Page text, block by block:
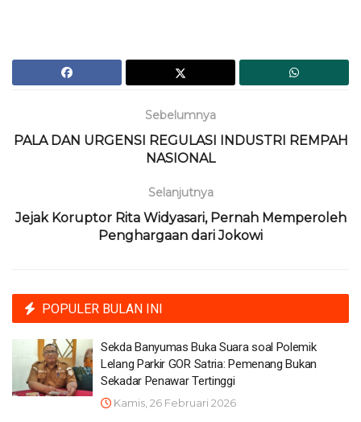
Sebelumnya
PALA DAN URGENSI REGULASI INDUSTRI REMPAH
NASIONAL
Selanjutnya
Jejak Koruptor Rita Widyasari, Pernah Memperoleh
Penghargaan dari Jokowi
POPULER BULAN INI
Sekda Banyumas Buka Suara soal Polemik
Lelang Parkir GOR Satria: Pemenang Bukan
Sekadar Penawar Tertinggi
Kamis, 26 Februari 2026